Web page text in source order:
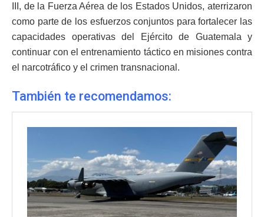
III, de la Fuerza Aérea de los Estados Unidos, aterrizaron
como parte de los esfuerzos conjuntos para fortalecer las
capacidades operativas del Ejército de Guatemala y
continuar con el entrenamiento táctico en misiones contra
el narcotráfico y el crimen transnacional.
También te recomendamos: